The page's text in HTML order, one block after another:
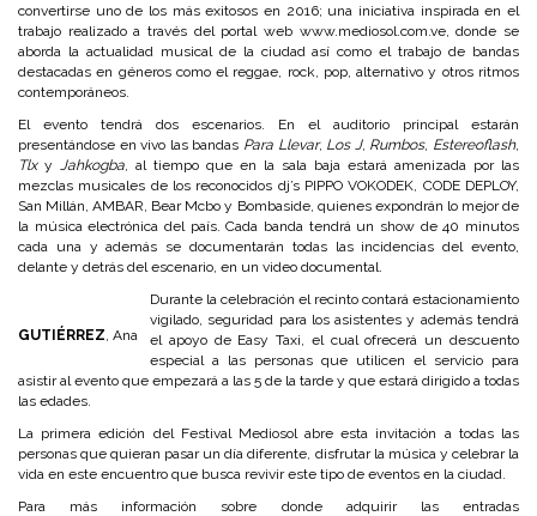
convertirse uno de los más exitosos en 2016; una iniciativa inspirada en el
trabajo realizado a través del portal web www.mediosol.com.ve, donde se
aborda la actualidad musical de la ciudad así como el trabajo de bandas
destacadas en géneros como el reggae, rock, pop, alternativo y otros ritmos
contemporáneos.
El evento tendrá dos escenarios. En el auditorio principal estarán
presentándose en vivo las bandas Para Llevar, Los J, Rumbos, Estereoflash,
Tlxy Jahkogba, al tiempo que en la sala baja estará amenizada por las
mezclas musicales de los reconocidos dj’s PIPPO VOKODEK, CODE DEPLOY,
San Millán, AMBAR, Bear Mcbo y Bombaside, quienes expondrán lo mejor de
la música electrónica del país. Cada banda tendrá un show de 40 minutos
cada una y además se documentarán todas las incidencias del evento,
delante y detrás del escenario, en un video documental.
GUTIÉRREZ, Ana
Durante la celebración el recinto contará estacionamiento
vigilado, seguridad para los asistentes y además tendrá
el apoyo de Easy Taxi, el cual ofrecerá un descuento
especial a las personas que utilicen el servicio para
asistir al evento que empezará a las 5 de la tarde y que estará dirigido a todas
las edades.
La primera edición del Festival Mediosol abre esta invitación a todas las
personas que quieran pasar un día diferente, disfrutar la música y celebrar la
vida en este encuentro que busca revivir este tipo de eventos en la ciudad.
Para más información sobre donde adquirir las entradas